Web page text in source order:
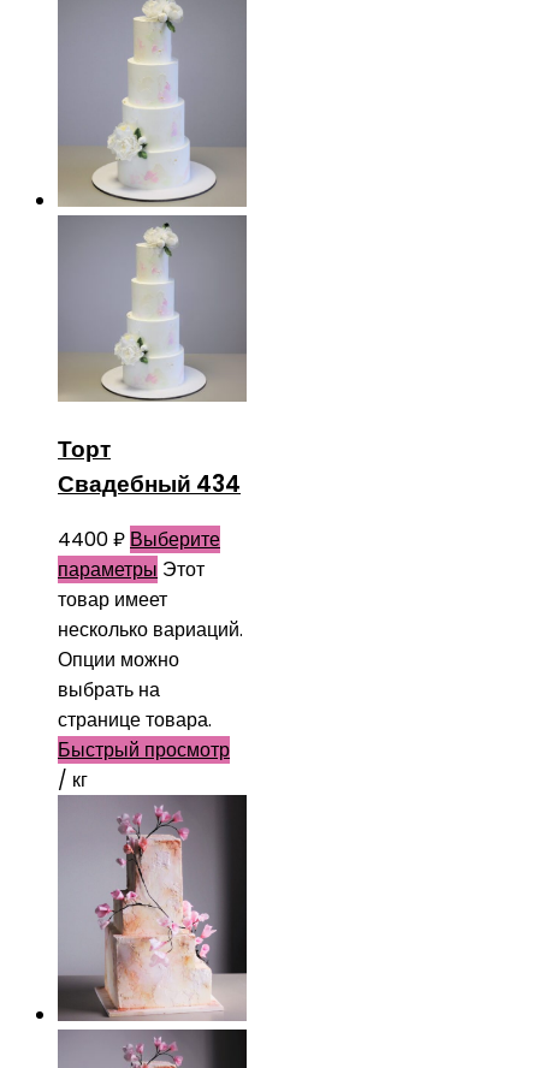
Торт
Свадебный 434
4400₽ Выберите
параметры Этот
товар имеет
несколько вариаций.
Опции можно
выбрать на
странице товара.
Быстрый просмотр
/ кг